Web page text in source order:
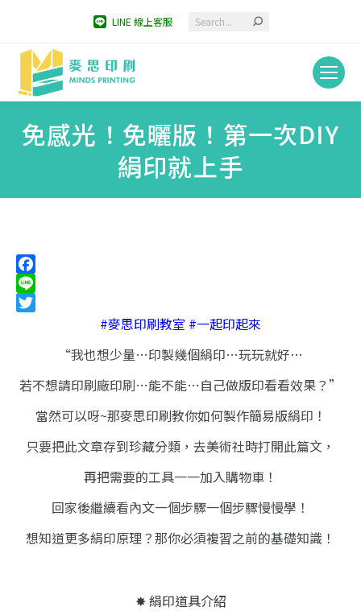
LINE 線上客服 Search:
免感光！免曬版！第一次DIY
絹印就上手
Facebook
Line
#麥思印刷教室 #一起印起來
“我也想少量…印製幾個絹印…玩玩就好…
若不想請印刷廠印刷…能不能…自己做版印看看效果？”
當然可以呀~那麥思印刷教你如何製作簡易版絹印！
只要把此文章存到珍藏分類， 去美術社時打開此篇文，
再把需要的工具一一加入購物車！
回家後繼續看內文一個步驟一個步驟慢慢學！
想知道更多絹印原理？那你必須複習之前的基礎知識！
✸ 絹印道具介紹